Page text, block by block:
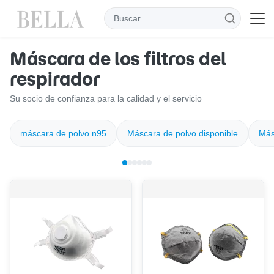
Máscara de los filtros del
respirador
Su socio de confianza para la calidad y el servicio
máscara de polvo n95 Máscara de polvo disponible